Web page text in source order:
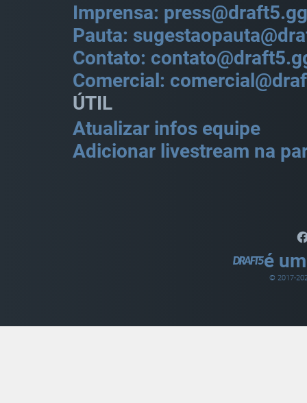
Imprensa: press@draft5.gg
Pauta:
Contato:
Comercial:
ÚTIL
Atualizar infos equipe
Adicionar livestream na
é
© 2017-